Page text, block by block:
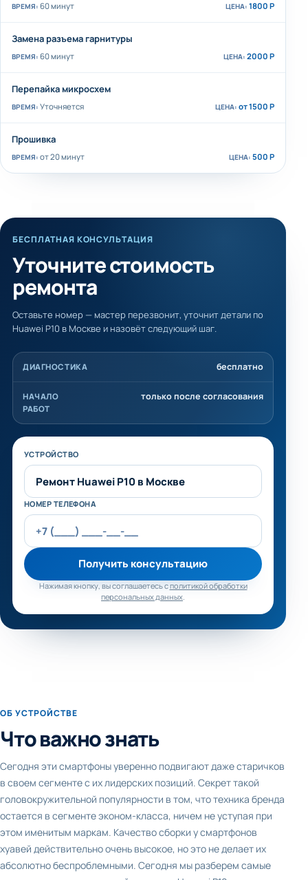
60 минут 1800 Р
Замена разъема гарнитуры
60 минут 2000 Р
Перепайка микросхем
Уточняется от 1500 Р
Прошивка
от 20 минут 500 Р
БЕСПЛАТНАЯ КОНСУЛЬТАЦИЯ
Уточните стоимость
ремонта
Оставьте номер — мастер перезвонит, уточнит детали по
Huawei P10 в Москве и назовёт следующий шаг.
ДИАГНОСТИКА бесплатно
НАЧАЛО
РАБОТ
только после согласования
Не заполняйте это поле
УСТРОЙСТВО
НОМЕР ТЕЛЕФОНА
Получить консультацию
Нажимая кнопку, вы соглашаетесь сполитикой обработки
персональных данных.
ОБ УСТРОЙСТВЕ
Что важно знать
Сегодня эти смартфоны уверенно подвигают даже старичков
в своем сегменте с их лидерских позиций. Секрет такой
головокружительной популярности в том, что техника бренда
остается в сегменте эконом-класса, ничем не уступая при
этом именитым маркам. Качество сборки у смартфонов
хуавей действительно очень высокое, но это не делает их
абсолютно беспроблемными. Сегодня мы разберем самые